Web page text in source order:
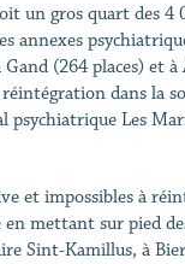
un gros quart des 4
annexes
(264 places) et
dans la
psychiatrique Les
et impossibles à
mettant sur pied
Sint-Kamillus, à